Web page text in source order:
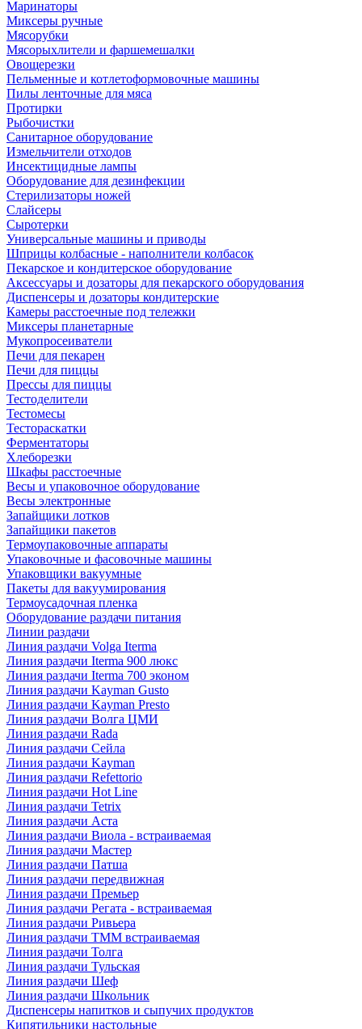
Маринаторы
Миксеры ручные
Мясорубки
Мясорыхлители и фаршемешалки
Овощерезки
Пельменные и котлетоформовочные машины
Пилы ленточные для мяса
Протирки
Рыбочистки
Санитарное оборудование
Измельчители отходов
Инсектицидные лампы
Оборудование для дезинфекции
Стерилизаторы ножей
Слайсеры
Сыротерки
Универсальные машины и приводы
Шприцы колбасные - наполнители колбасок
Пекарское и кондитерское оборудование
Аксессуары и дозаторы для пекарского оборудования
Диспенсеры и дозаторы кондитерские
Камеры расстоечные под тележки
Миксеры планетарные
Мукопросеиватели
Печи для пекарен
Печи для пиццы
Прессы для пиццы
Тестоделители
Тестомесы
Тестораскатки
Ферментаторы
Хлеборезки
Шкафы расстоечные
Весы и упаковочное оборудование
Весы электронные
Запайщики лотков
Запайщики пакетов
Термоупаковочные аппараты
Упаковочные и фасовочные машины
Упаковщики вакуумные
Пакеты для вакуумирования
Термоусадочная пленка
Оборудование раздачи питания
Линии раздачи
Линия раздачи Volga Iterma
Линия раздачи Iterma 900 люкс
Линия раздачи Iterma 700 эконом
Линия раздачи Kayman Gusto
Линия раздачи Kayman Presto
Линия раздачи Волга ЦМИ
Линия раздачи Rada
Линия раздачи Сейла
Линия раздачи Kayman
Линия раздачи Refettorio
Линия раздачи Hot Line
Линия раздачи Tetrix
Линия раздачи Аста
Линия раздачи Виола - встраиваемая
Линия раздачи Мастер
Линия раздачи Патша
Линия раздачи передвижная
Линия раздачи Премьер
Линия раздачи Регата - встраиваемая
Линия раздачи Ривьера
Линия раздачи ТММ встраиваемая
Линия раздачи Толга
Линия раздачи Тульская
Линия раздачи Шеф
Линия раздачи Школьник
Диспенсеры напитков и сыпучих продуктов
Кипятильники настольные